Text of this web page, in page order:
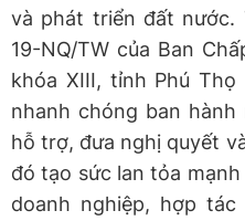
và phát triển đất nước.
19-NQ/TW của Ban
khóa XIII, tỉnh Phú
nhanh chóng ban hành
hỗ trợ, đưa nghị quyết
đó tạo sức lan tỏa
doanh nghiệp, hợp